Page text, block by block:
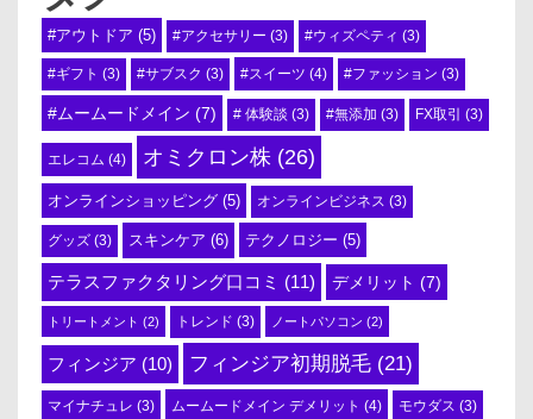
#アウトドア (5) #アクセサリー (3) #ウィズペティ (3)
#ギフト (3) #サブスク (3) #スイーツ (4) #ファッション (3)
#ムームードメイン (7) # 体験談 (3) #無添加 (3) FX取引 (3)
エレコム (4) オミクロン株 (26)
オンラインショッピング (5) オンラインビジネス (3)
グッズ (3) スキンケア (6) テクノロジー (5)
テラスファクタリング口コミ (11) デメリット (7)
トリートメント (2) トレンド (3) ノートパソコン (2)
フィンジア (10) フィンジア初期脱毛 (21)
マイナチュレ (3) ムームードメイン デメリット (4) モウダス (3)